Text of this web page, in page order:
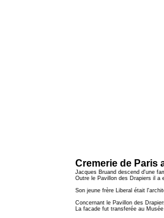
Cremerie de Paris
Jacques Bruand descend d'une
Outre le Pavillon des Drapiers il a
Son jeune frère Liberal était
Concernant le Pavillon des
La facade fut transferée au